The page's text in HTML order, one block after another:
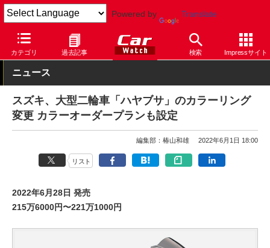
Powered by Translate
カテゴリ 過去記事 検索 Impressサイト
Car Watch モーターサイクル スズキ
ニュース
スズキ、大型二輪車「ハヤブサ」のカラーリング
変更 カラーオーダープランも設定
編集部：椿山和雄 2022年6月1日 18:00
リスト
2022年6月28日 発売
215万6000円〜221万1000円